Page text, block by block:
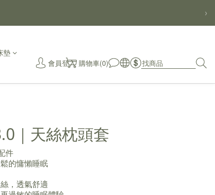
›
墊
會員登入 購物車(0)
｜天絲枕頭套
件
的慵懶睡眠
，透氣舒適